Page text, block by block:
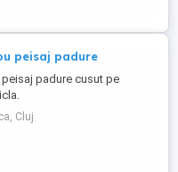
peisaj padure
padure cusut pe
Cluj